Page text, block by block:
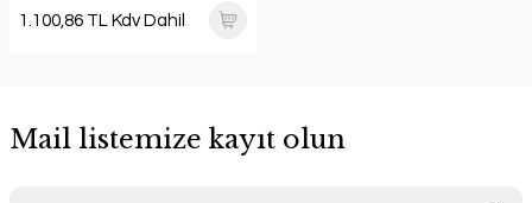
1.100,86 TL Kdv Dahil
Mail listemize kayıt olun